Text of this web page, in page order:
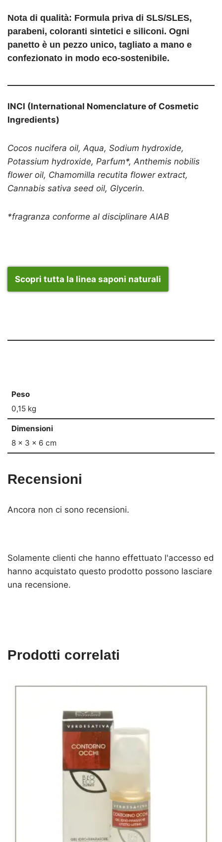
Nota di qualità: Formula priva di SLS/SLES,
parabeni, coloranti sintetici e siliconi. Ogni
panetto è un pezzo unico, tagliato a mano e
confezionato in modo eco-sostenibile.
INCI (International Nomenclature of Cosmetic
Ingredients)
Cocos nucifera oil, Aqua, Sodium hydroxide,
Potassium hydroxide, Parfum*, Anthemis nobilis
flower oil, Chamomilla recutita flower extract,
Cannabis sativa seed oil, Glycerin.
*fragranza conforme al disciplinare AIAB
Scopri tutta la linea saponi naturali
Peso
0,15 kg
Dimensioni
8 × 3 × 6 cm
Recensioni
Ancora non ci sono recensioni.
Solamente clienti che hanno effettuato l'accesso ed
hanno acquistato questo prodotto possono lasciare
una recensione.
Prodotti correlati